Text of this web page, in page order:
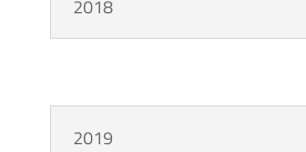
2018
2019